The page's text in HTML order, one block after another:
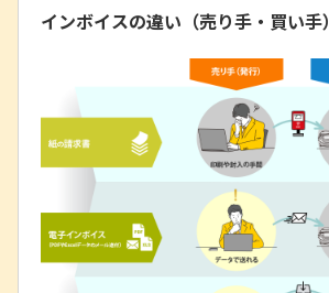
インボイスの違い（売り手・買い手）